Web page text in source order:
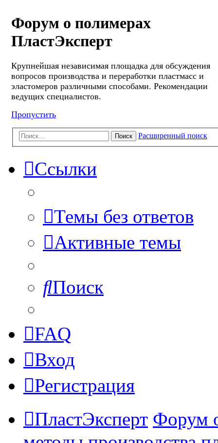
Форум о полимерах
ПластЭксперт
Крупнейшая независимая площадка для обсуждения
вопросов производства и переработки пластмасс и
эластомеров различными способами. Рекомендации
ведущих специалистов.
Пропустить
Поиск Расширенный поиск
Ссылки
Темы без ответов
Активные темы
Поиск
FAQ
Вход
Регистрация
ПластЭксперт Форум